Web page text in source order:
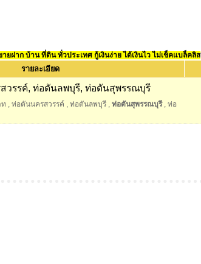
ยฝาก บ้าน ที่ดิน ทั่วประเทศ กู้เงินง่าย ได้เงินไว ไม่เช็คแบล็คลิส
รายละเอียด
วรรค์, ท่อตันลพบุรี, ท่อตันสุพรรณบุรี
, ท่อตันนครสวรรค์ , ท่อตันลพบุรี , ท่อตันสุพรรณบุรี, ท่อ